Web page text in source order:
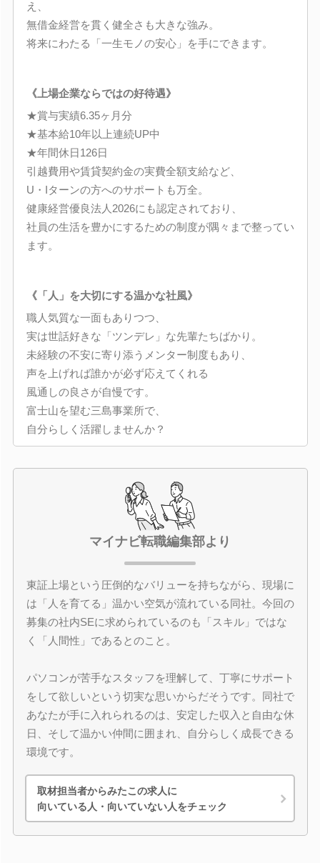
え、
無借金経営を貫く健全さも大きな強み。
将来にわたる「一生モノの安心」を手にできます。
《上場企業ならではの好待遇》
★賞与実績6.35ヶ月分
★基本給10年以上連続UP中
★年間休日126日
引越費用や賃貸契約金の実費全額支給など、
U・Iターンの方へのサポートも万全。
健康経営優良法人2026にも認定されており、
社員の生活を豊かにするための制度が隅々まで整ってい
ます。
《「人」を大切にする温かな社風》
職人気質な一面もありつつ、
実は世話好きな「ツンデレ」な先輩たちばかり。
未経験の不安に寄り添うメンター制度もあり、
声を上げれば誰かが必ず応えてくれる
風通しの良さが自慢です。
富士山を望む三島事業所で、
自分らしく活躍しませんか？
マイナビ転職編集部より
東証上場という圧倒的なバリューを持ちながら、現場に
は「人を育てる」温かい空気が流れている同社。今回の
募集の社内SEに求められているのも「スキル」ではな
く「人間性」であるとのこと。
パソコンが苦手なスタッフを理解して、丁寧にサポート
をして欲しいという切実な思いからだそうです。同社で
あなたが手に入れられるのは、安定した収入と自由な休
日、そして温かい仲間に囲まれ、自分らしく成長できる
環境です。
取材担当者からみたこの求人に
向いている人・向いていない人をチェック